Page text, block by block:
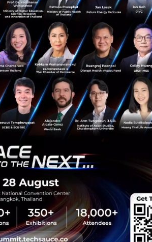
Trending Tags
Corporate Innovation
Digital Transformation
E-Commerce
Startup
Technology